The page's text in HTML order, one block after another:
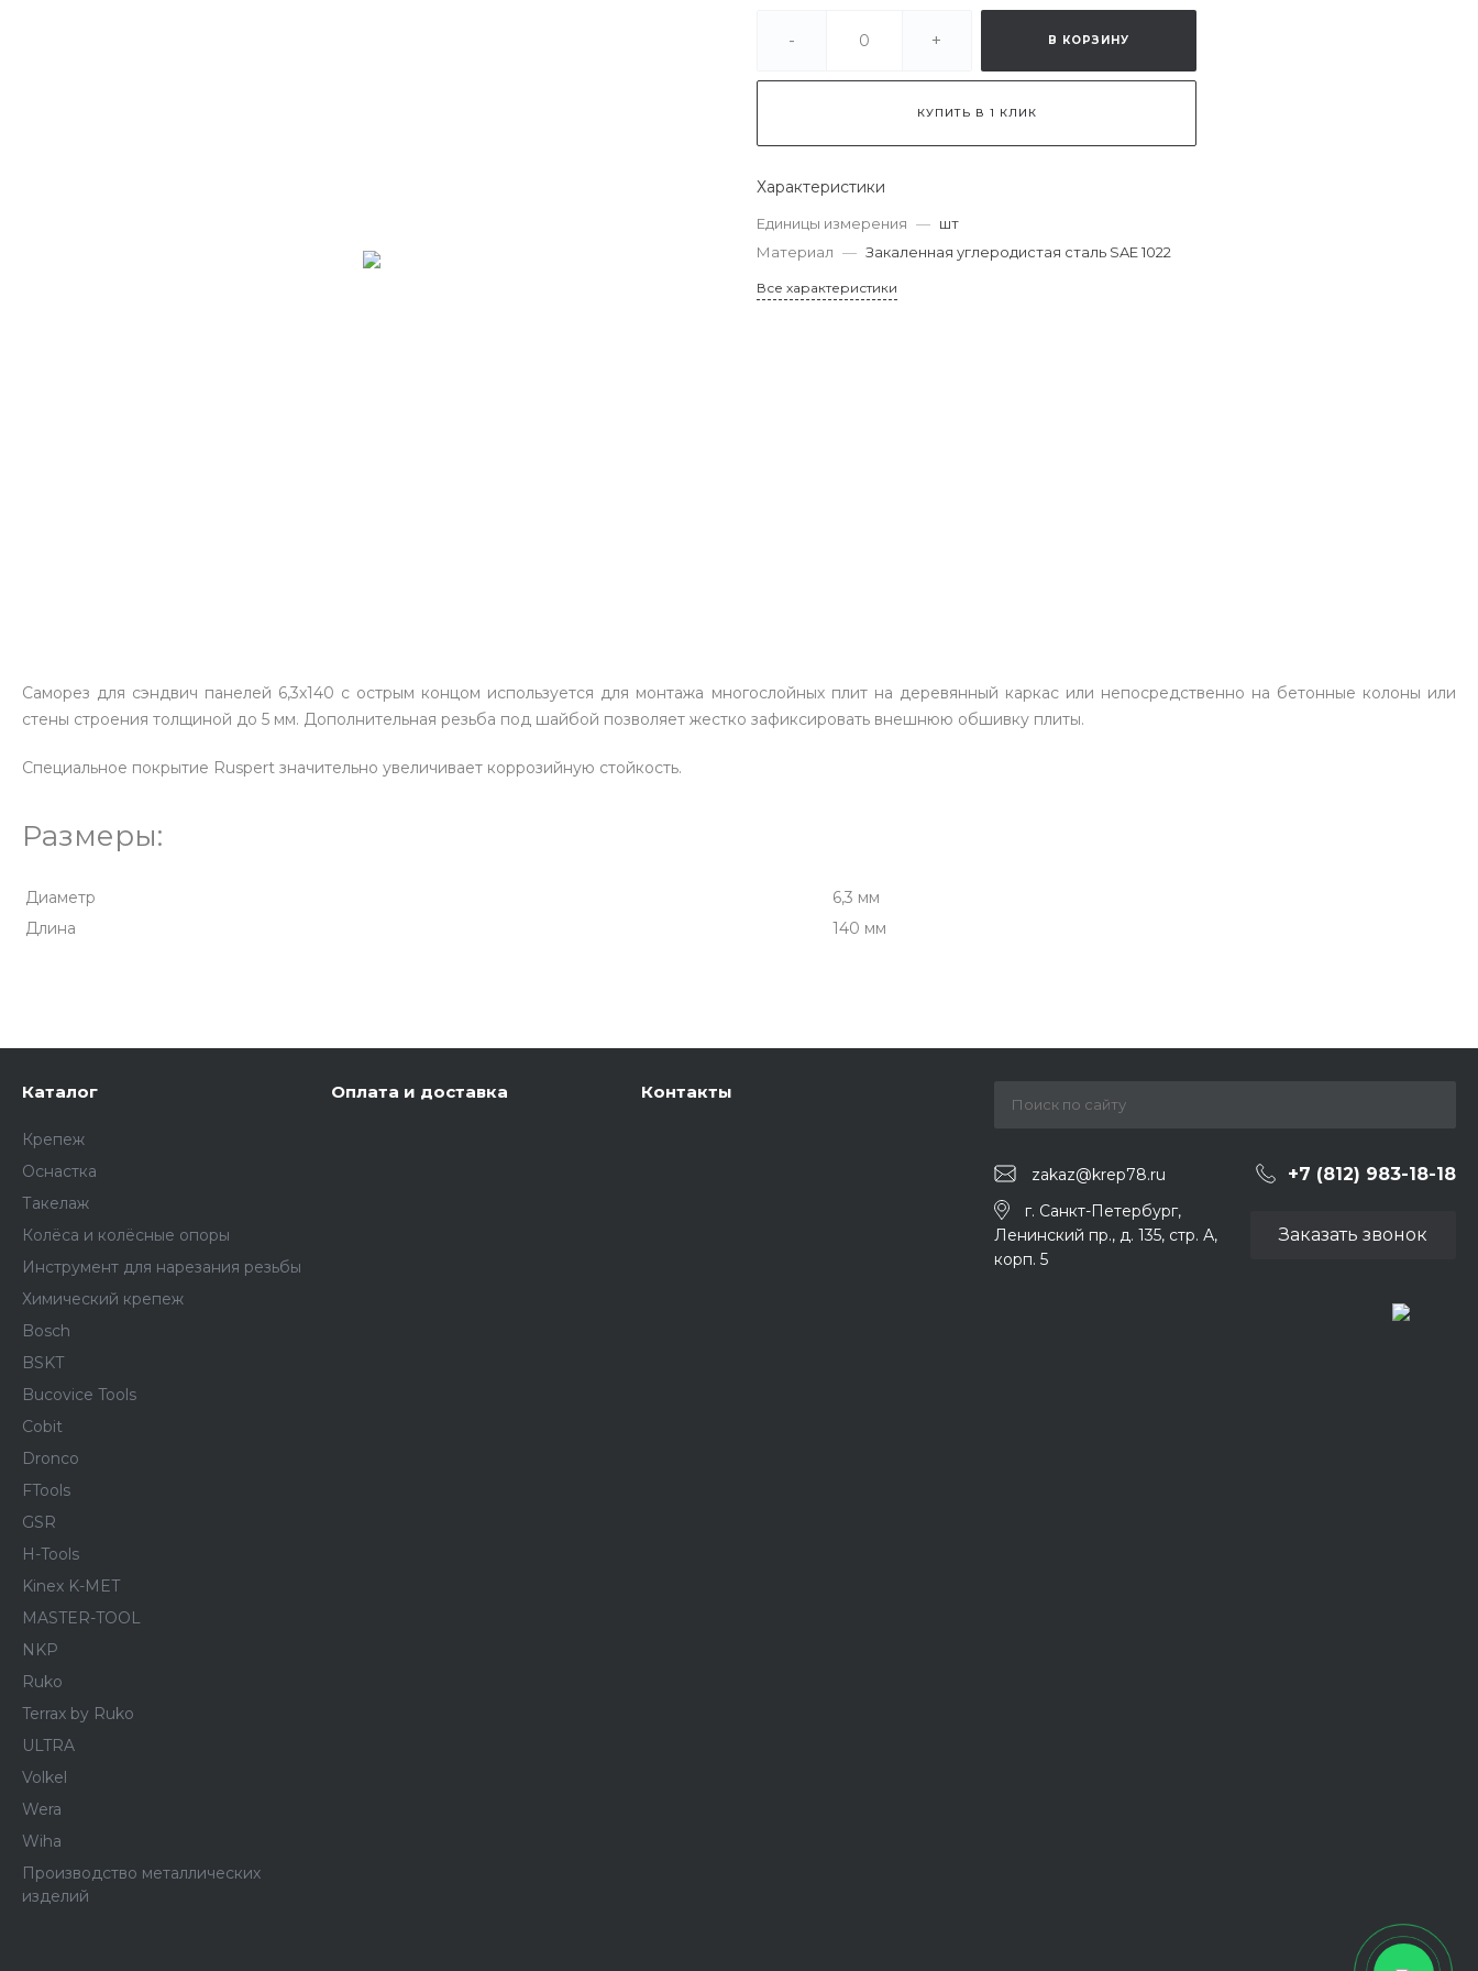
- + В КОРЗИНУ
КУПИТЬ В 1 КЛИК
Характеристики
Единицы измерения — шт
Материал — Закаленная углеродистая сталь SAE 1022
Все характеристики
Саморез для сэндвич панелей 6,3х140 с острым концом используется для монтажа многослойных плит на деревянный каркас или непосредственно на бетонные колоны или
стены строения толщиной до 5 мм. Дополнительная резьба под шайбой позволяет жестко зафиксировать внешнюю обшивку плиты.
Специальное покрытие Ruspert значительно увеличивает коррозийную стойкость.
Размеры:
Диаметр
6,3 мм
Длина
140 мм
Каталог
Крепеж
Оснастка
Такелаж
Колёса и колëсные опоры
Инструмент для нарезания резьбы
Химический крепеж
Bosch
BSKT
Bucovice Tools
Cobit
Dronco
FTools
GSR
H-Tools
Kinex K-MET
MASTER-TOOL
NKP
Ruko
Terrax by Ruko
ULTRA
Volkel
Wera
Wiha
Производство металлических
изделий
Оплата и доставка Контакты
zakaz@krep78.ru +7 (812) 983-18-18
г. Санкт-Петербург,
Ленинский пр., д. 135, стр. А,
корп. 5
Заказать звонок